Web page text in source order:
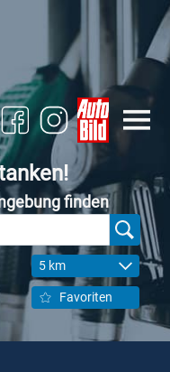
finden
5 km
Favoriten